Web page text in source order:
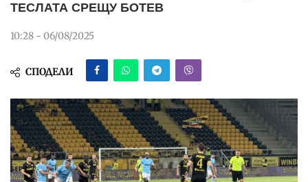
ТЕСЛАТА СРЕЩУ БОТЕВ
10:28 - 06/08/2025
СПОДЕЛИ